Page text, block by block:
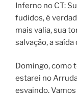
Inferno no CT:
fudidos, é
mais valia, sua
salvação, a
Domingo, como
estarei no
esvaindo.